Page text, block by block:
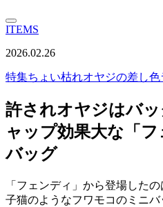
ITEMS
2026.02.26
特集ちょい枯れオヤジの差し
許されオヤジはバ
ャップ効果大な「
バッグ
「フェンディ」から登場した
子猫のようなフワモコのミニ